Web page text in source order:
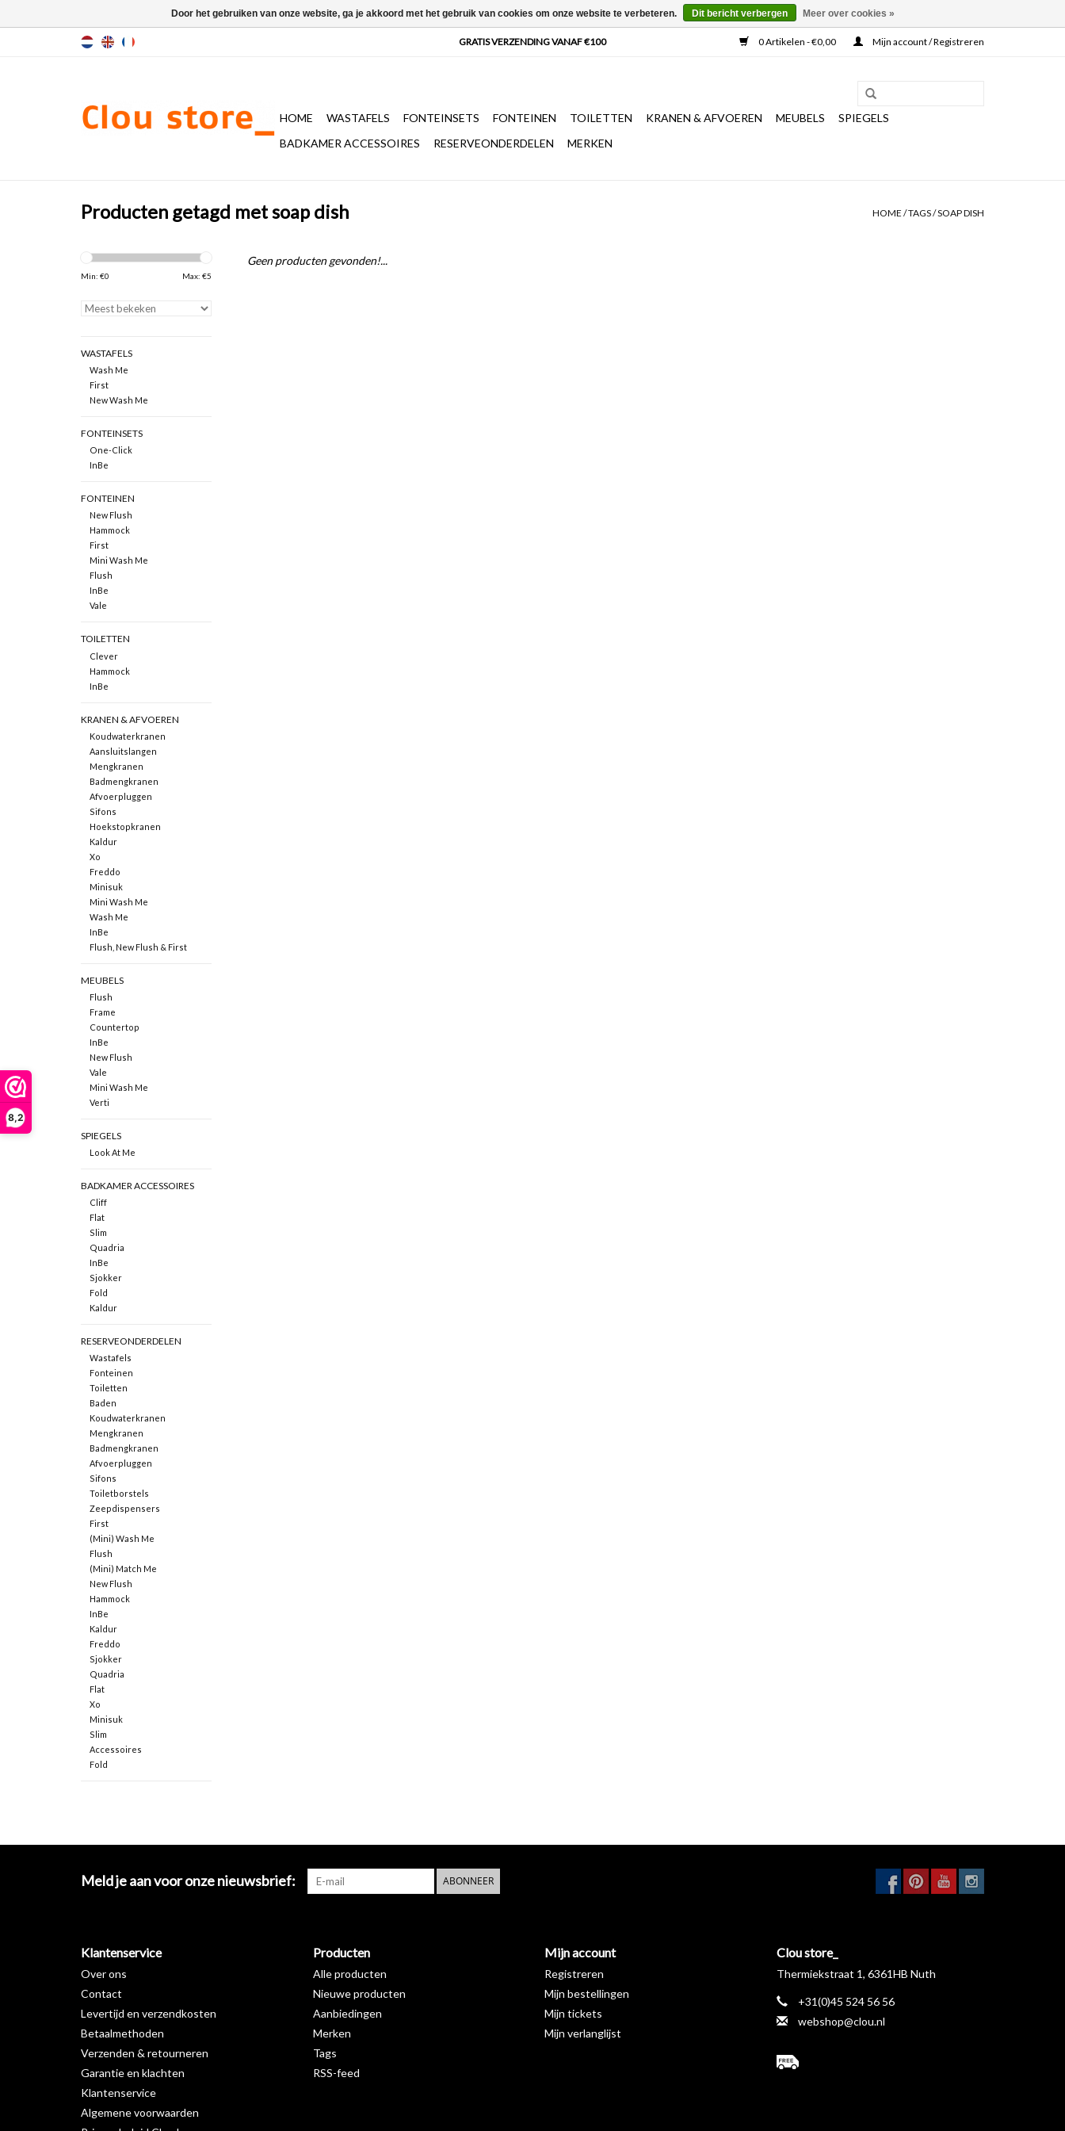
8,2
0 Artikelen - €0,00 Mijn account / Registreren
HOME WASTAFELS FONTEINSETS FONTEINEN TOILETTEN KRANEN & AFVOEREN MEUBELS
SPIEGELS
BADKAMER ACCESSOIRES
RESERVEONDERDELEN MERKEN
Producten getagd met soap dish HOME /TAGS/SOAP DISH
Min: €0 Max: €5
WASTAFELS
Wash Me
First
New Wash Me
FONTEINSETS
One-Click
InBe
FONTEINEN
New Flush
Hammock
First
Mini Wash Me
Flush
InBe
Vale
TOILETTEN
Clever
Hammock
InBe
KRANEN & AFVOEREN
Koudwaterkranen
Aansluitslangen
Mengkranen
Badmengkranen
Afvoerpluggen
Sifons
Hoekstopkranen
Kaldur
Xo
Freddo
Minisuk
Mini Wash Me
Wash Me
InBe
Flush, New Flush & First
MEUBELS
Flush
Frame
Countertop
InBe
New Flush
Vale
Mini Wash Me
Verti
SPIEGELS
Look At Me
BADKAMER ACCESSOIRES
Cliff
Flat
Slim
Quadria
InBe
Sjokker
Fold
Kaldur
RESERVEONDERDELEN
Wastafels
Fonteinen
Toiletten
Baden
Koudwaterkranen
Mengkranen
Badmengkranen
Afvoerpluggen
Sifons
Toiletborstels
Zeepdispensers
First
(Mini) Wash Me
Flush
(Mini) Match Me
New Flush
Hammock
InBe
Kaldur
Freddo
Sjokker
Quadria
Flat
Xo
Minisuk
Slim
Accessoires
Fold
Geen producten gevonden!...
Meld je aan voor onze nieuwsbrief: ABONNEER
Klantenservice
Over ons
Contact
Levertijd en verzendkosten
Betaalmethoden
Verzenden & retourneren
Garantie en klachten
Klantenservice
Algemene voorwaarden
Producten
Alle producten
Nieuwe producten
Aanbiedingen
Merken
Tags
RSS-feed
Mijn account
Registreren
Mijn bestellingen
Mijn tickets
Mijn verlanglijst
Clou store_
Thermiekstraat 1, 6361HB Nuth
+31(0)45 524 56 56
webshop@clou.nl
Door het gebruiken van onze website, ga je akkoord met het gebruik van cookies om onze website te verbeteren. Dit bericht verbergen Meer over cookies »